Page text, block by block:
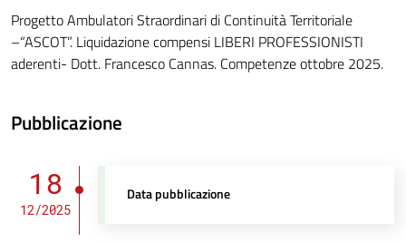
Progetto Ambulatori Straordinari di Continuità Territoriale
–“ASCOT”. Liquidazione compensi LIBERI PROFESSIONISTI
aderenti- Dott. Francesco Cannas. Competenze ottobre 2025.
Pubblicazione
18
12/2025
Data pubblicazione